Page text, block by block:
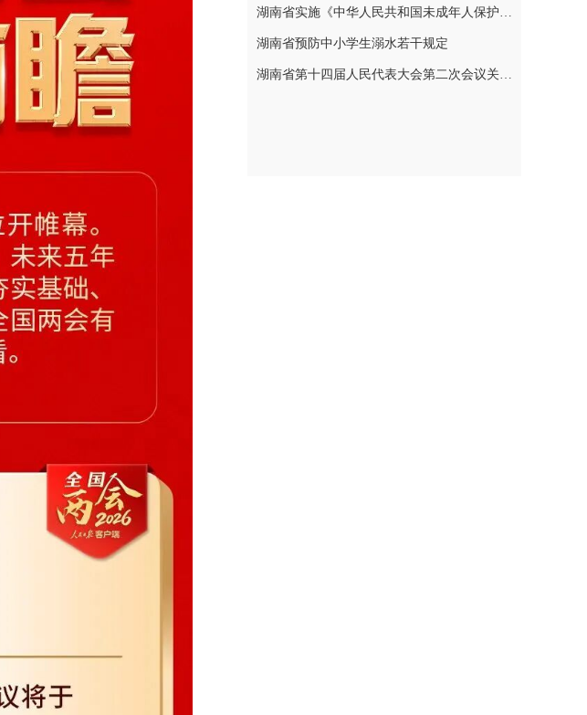
湖南省实施《中华人民共和国未成年人保护法》若干规定
湖南省预防中小学生溺水若干规定
湖南省第十四届人民代表大会第二次会议关于湖南省人民代表大会常务委员会工作报告的决议